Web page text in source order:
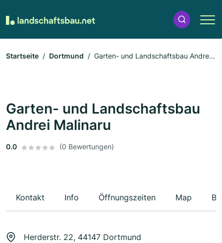
Startseite Dortmund
Garten- und Landschaftsbau Andrei
Garten- und Landschaftsbau
Andrei Malinaru
0.0 (0 Bewertungen)
Kontakt Info Öffnungszeiten Map
Herderstr. 22, 44147 Dortmund